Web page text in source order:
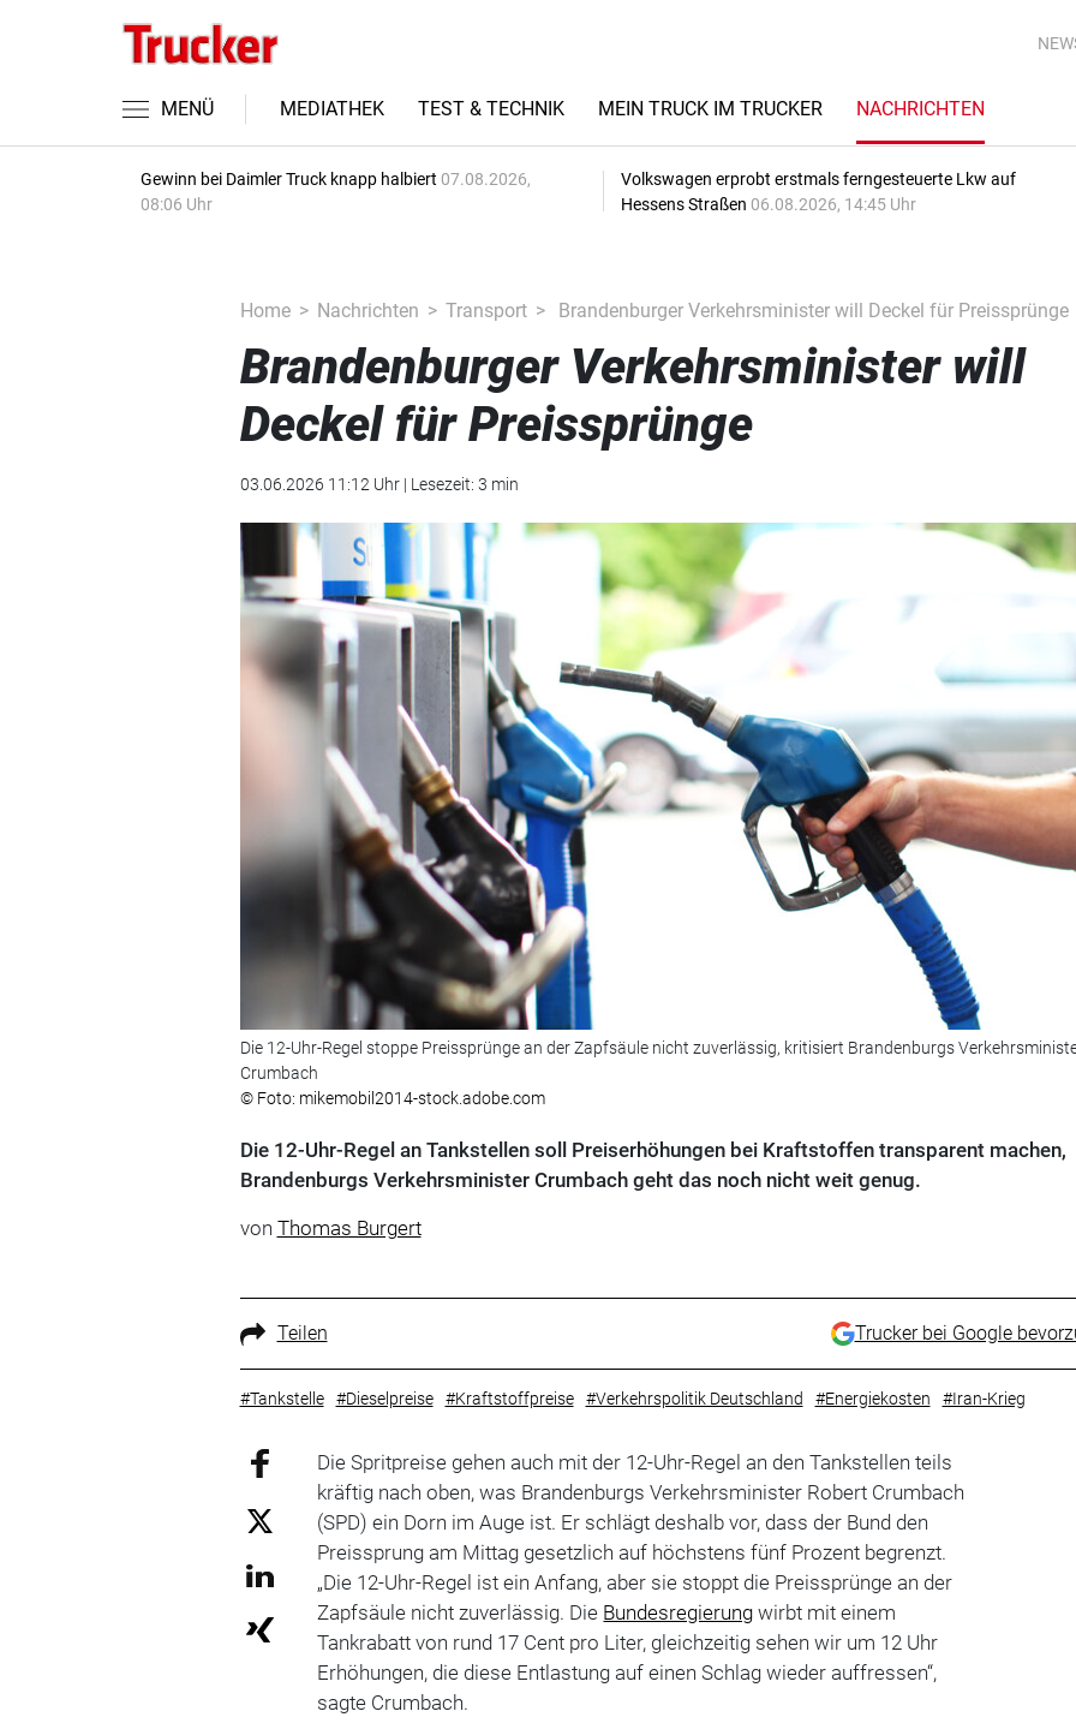
MENÜ MEDIATHEK TEST & TECHNIK MEIN TRUCK IM TRUCKER NACHRICHTEN
Gewinn bei Daimler Truck knapp halbiert 07.08.2026,
08:06 Uhr
Volkswagen erprobt erstmals ferngesteuerte Lkw auf
Hessens Straßen 06.08.2026, 14:45 Uhr
Home Nachrichten Transport Brandenburger Verkehrsminister will Deckel für Preissprünge
Brandenburger Verkehrsminister will
Deckel für Preissprünge
03.06.2026 11:12 Uhr | Lesezeit: 3 min
Die 12-Uhr-Regel stoppe Preissprünge an der Zapfsäule nicht zuverlässig, kritisiert Brandenburgs
Crumbach
© Foto: mikemobil2014-stock.adobe.com
Die 12-Uhr-Regel an Tankstellen soll Preiserhöhungen bei Kraftstoffen transparent machen,
Brandenburgs Verkehrsminister Crumbach geht das noch nicht weit genug.
von Thomas Burgert
Teilen Trucker bei Google
#Tankstelle #Dieselpreise #Kraftstoffpreise #Verkehrspolitik Deutschland #Energiekosten #Iran-Krieg
Die Spritpreise gehen auch mit der 12-Uhr-Regel an den Tankstellen teils
kräftig nach oben, was Brandenburgs Verkehrsminister Robert Crumbach
(SPD) ein Dorn im Auge ist. Er schlägt deshalb vor, dass der Bund den
Preissprung am Mittag gesetzlich auf höchstens fünf Prozent begrenzt.
„Die 12-Uhr-Regel ist ein Anfang, aber sie stoppt die Preissprünge an der
Zapfsäule nicht zuverlässig. Die Bundesregierung wirbt mit einem
Tankrabatt von rund 17 Cent pro Liter, gleichzeitig sehen wir um 12 Uhr
Erhöhungen, die diese Entlastung auf einen Schlag wieder auffressen“,
sagte Crumbach.